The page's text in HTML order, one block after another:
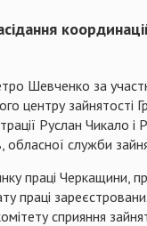
Шевченко за
центру зайнятості
Руслан Чикало і
служби
праці Черкащини,
сприяння